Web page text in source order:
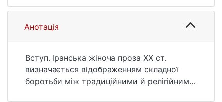
https://doi.org/10.17721/1728-
Київського національного університету
імені Тараса Шевченка. Східні мови та
літератури. 2025. № 1(31). С. 72—77. DOI:
звернення: 26.07.2026).
Анотація
Вступ. Іранська жіноча проза ХХ ст.
визначається відображенням складної
боротьби між традиційними й релігійними